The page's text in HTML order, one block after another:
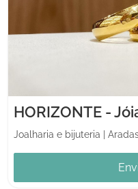
HORIZONTE -
Joalharia e bijuteria